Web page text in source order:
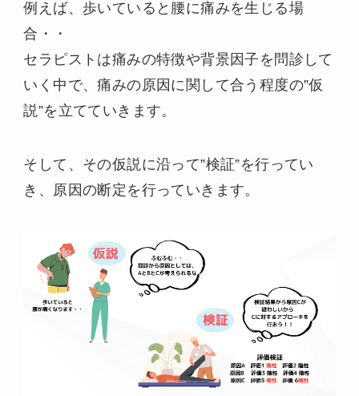
例えば、歩いていると腰に痛みを生じる場
合・・
セラピストは痛みの特徴や背景因子を問診して
いく中で、痛みの原因に関して合う程度の”仮
説”を立てていきます。
そして、その仮説に沿って”検証”を行ってい
き、原因の断定を行っていきます。